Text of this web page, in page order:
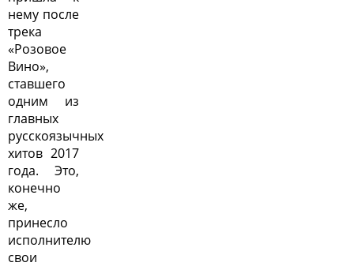
нему после
трека
«Розовое
Вино»,
ставшего
одним из
главных
русскоязычных
хитов 2017
года. Это,
конечно
же,
принесло
исполнителю
свои